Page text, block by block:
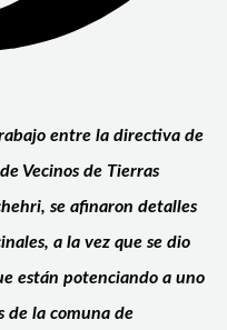
entre la directiva de
Vecinos de Tierras
se afinaron detalles
a la vez que se dio
están potenciando a uno
de la comuna de